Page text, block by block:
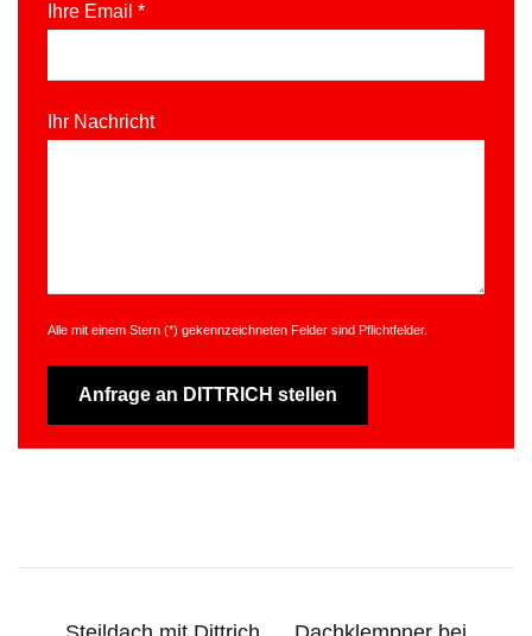
Ihre Email *
Ihr Nachricht
Alle mit einem Stern (*) gekenn­zeich­neten Felder sind Pflicht­felder.